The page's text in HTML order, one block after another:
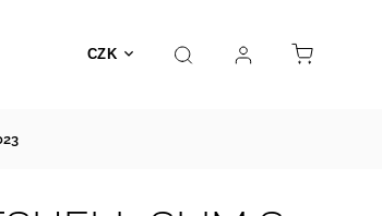
CZK
Hračky Prodejna Kontakt